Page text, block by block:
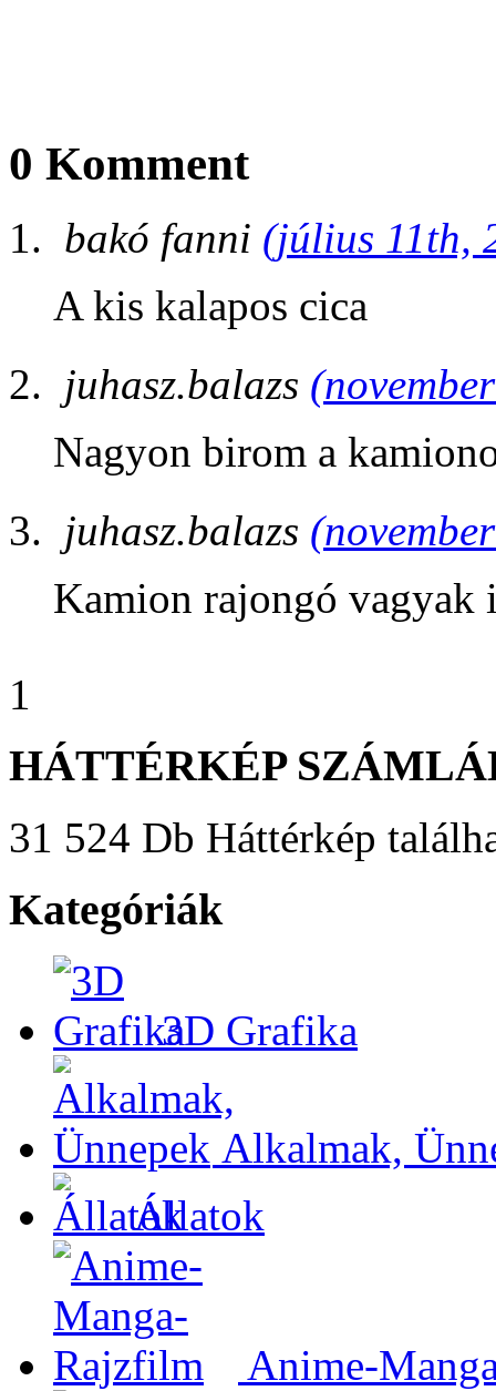
0 Komment
bakó fanni (július 11th,
A kis kalapos cica
juhasz.balazs
Nagyon birom a
juhasz.balazs
Kamion rajongó vagyak
1
HÁTTÉRKÉP
31 524 Db Háttérkép
Kategóriák
3D Grafika
Alkalmak,
Állatok
Anime-